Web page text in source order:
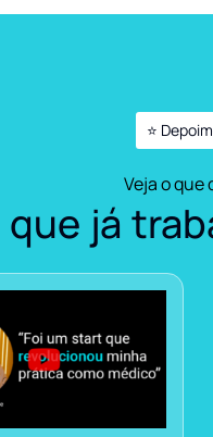
⭐
Veja o que
que já